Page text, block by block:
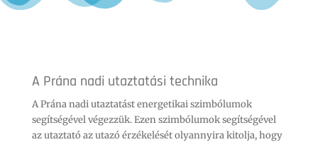
A Prána nadi utaztatási technika
A Prána nadi utaztatást energetikai szimbólumok
segítségével végezzük. Ezen szimbólumok segítségével
az utaztató az utazó érzékelését olyannyira kitolja, hogy